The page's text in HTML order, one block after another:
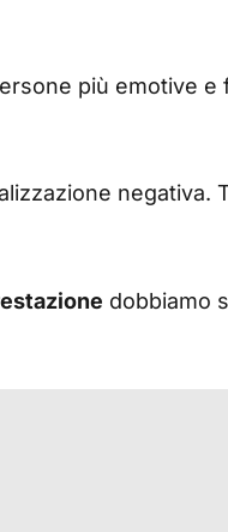
più emotive e
negativa.
dobbiamo